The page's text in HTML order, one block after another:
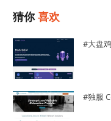
猜你喜欢
#大盘
#独服